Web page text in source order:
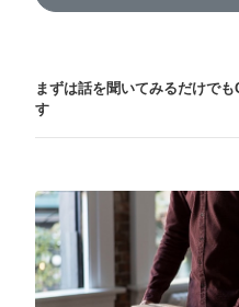
まずは話を聞いてみるだけでも
す